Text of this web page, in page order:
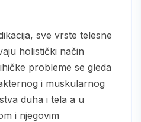
holistički način
probleme se gleda
i muskularnog
duha i tela a u
i njegovim